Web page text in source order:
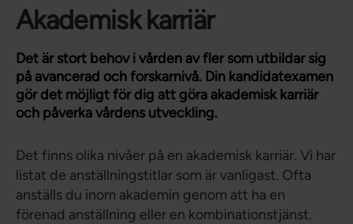
Akademisk karriär
Det är stort behov i vården av fler som utbildar sig
på avancerad och forskarnivå. Din kandidatexamen
gör det möjligt för dig att göra akademisk karriär
och påverka vårdens utveckling.
Det finns olika nivåer på en akademisk karriär. Vi har
listat de anställningstitlar som är vanligast. Ofta
anställs du inom akademin genom att ha en
förenad anställning eller en kombinationstjänst.